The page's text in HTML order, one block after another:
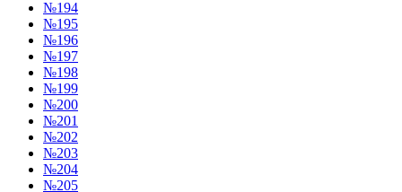
№194
№195
№196
№197
№198
№199
№200
№201
№202
№203
№204
№205